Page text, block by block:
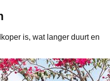
is, wat langer duurt en